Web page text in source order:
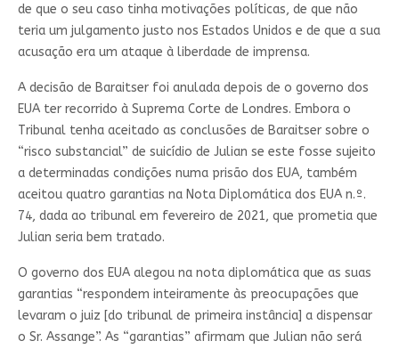
de que o seu caso tinha motivações políticas, de que não
teria um julgamento justo nos Estados Unidos e de que a sua
acusação era um ataque à liberdade de imprensa.
A decisão de Baraitser foi anulada depois de o governo dos
EUA ter recorrido à Suprema Corte de Londres. Embora o
Tribunal tenha aceitado as conclusões de Baraitser sobre o
“risco substancial” de suicídio de Julian se este fosse sujeito
a determinadas condições numa prisão dos EUA, também
aceitou quatro garantias na Nota Diplomática dos EUA n.º.
74, dada ao tribunal em fevereiro de 2021, que prometia que
Julian seria bem tratado.
O governo dos EUA alegou na nota diplomática que as suas
garantias “respondem inteiramente às preocupações que
levaram o juiz [do tribunal de primeira instância] a dispensar
o Sr. Assange”. As “garantias” afirmam que Julian não será